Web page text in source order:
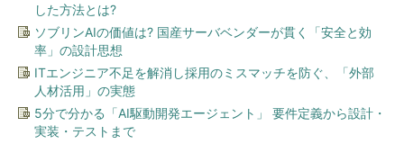
した方法とは?
ソブリンAIの価値は? 国産サーバベンダーが貫く「安全と効
率」の設計思想
ITエンジニア不足を解消し採用のミスマッチを防ぐ、「外部
人材活用」の実態
5分で分かる「AI駆動開発エージェント」 要件定義から設計・
実装・テストまで